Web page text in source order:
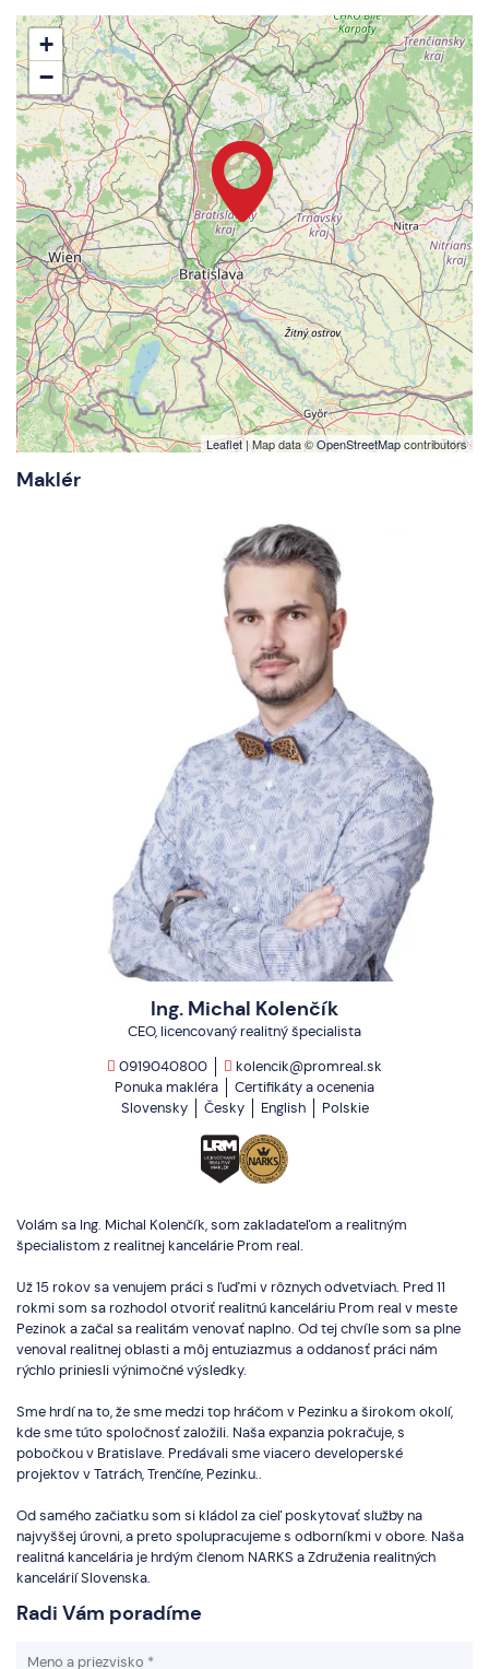
+
−
Leaflet| Map data ©OpenStreetMapcontributors
Maklér
Ing. Michal Kolenčík
CEO, licencovaný realitný špecialista
0919040800
kolencik@promreal.sk
Ponuka makléra
Certifikáty a ocenenia
Slovensky
Česky English Polskie
Volám sa Ing. Michal Kolenčík, som zakladateľom a realitným
špecialistom z realitnej kancelárie Prom real.
Už 15 rokov sa venujem práci s ľuďmi v rôznych odvetviach. Pred 11
rokmi som sa rozhodol otvoriť realitnú kanceláriu Prom real v meste
Pezinok a začal sa realitám venovať naplno. Od tej chvíle som sa plne
venoval realitnej oblasti a môj entuziazmus a oddanosť práci nám
rýchlo priniesli výnimočné výsledky.
Sme hrdí na to, že sme medzi top hráčom v Pezinku a širokom okolí,
kde sme túto spoločnosť založili. Naša expanzia pokračuje, s
pobočkou v Bratislave. Predávali sme viacero developerské
projektov v Tatrách, Trenčíne, Pezinku..
Od samého začiatku som si kládol za cieľ poskytovať služby na
najvyššej úrovni, a preto spolupracujeme s odborníkmi v obore. Naša
realitná kancelária je hrdým členom NARKS a Združenia realitných
kancelárií Slovenska.
Radi Vám poradíme